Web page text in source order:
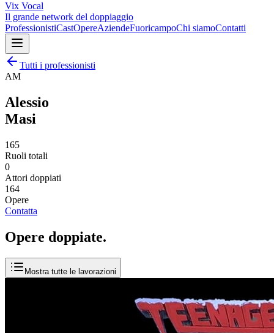
Vix Vocal
Il grande network del doppiaggio
ProfessionistiCastOpereAziendeFuoricampoChi siamoContatti
Tutti i professionisti
AM
Alessio
Masi
165
Ruoli totali
0
Attori doppiati
164
Opere
Contatta
Opere doppiate.
Mostra tutte le lavorazioni